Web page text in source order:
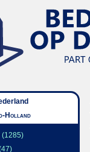
Holland
(1285)